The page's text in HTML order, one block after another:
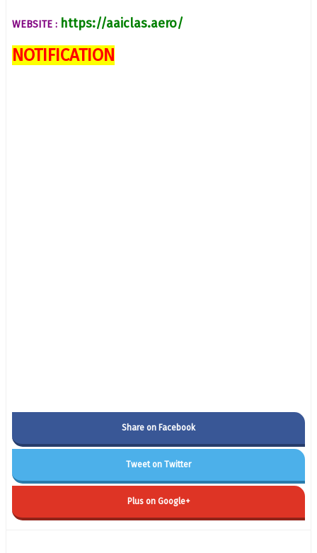
WEBSITE : https://aaiclas.aero/
NOTIFICATION
Share on Facebook
Tweet on Twitter
Plus on Google+